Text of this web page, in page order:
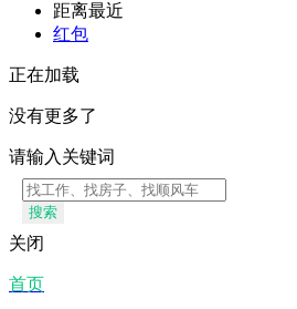
距离最近
红包
正在加载
没有更多了
请输入关键词
搜索
关闭
首页